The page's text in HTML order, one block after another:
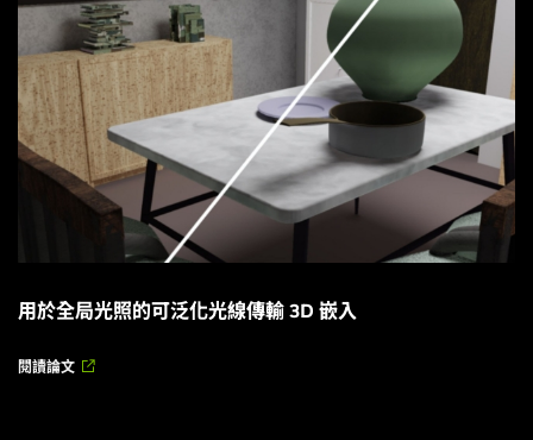
用於全局光照的可泛化光線傳輸 3D 嵌入
閱讀論文